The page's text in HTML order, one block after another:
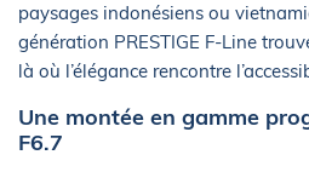
paysages indonésiens ou
génération PRESTIGE F-Line
là où l’élégance rencontre
Une montée en gamme
F6.7